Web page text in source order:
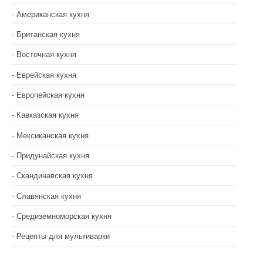
Американская кухня
Британская кухня
Восточная кухня
Еврейская кухня
Европейская кухня
Кавказская кухня
Мексиканская кухня
Придунайская кухня
Скандинавская кухня
Славянская кухня
Средиземноморская кухня
Рецепты для мультиварки